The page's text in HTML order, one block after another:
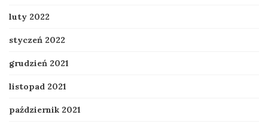
luty 2022
styczeń 2022
grudzień 2021
listopad 2021
październik 2021